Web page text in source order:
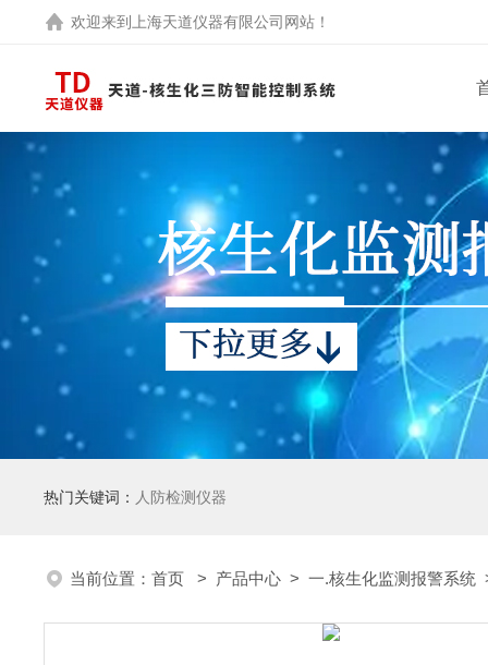
欢迎来到 上海天道仪器有限公司 网站！
热门关键词： 人防检测仪器
当前位置： 首页 > 产品中心 > 一.核生化监测报警系统